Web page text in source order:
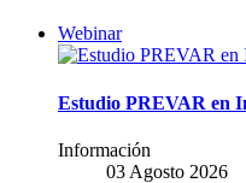
Webinar
Estudio PREVAR en
Información
03 Agosto 2026